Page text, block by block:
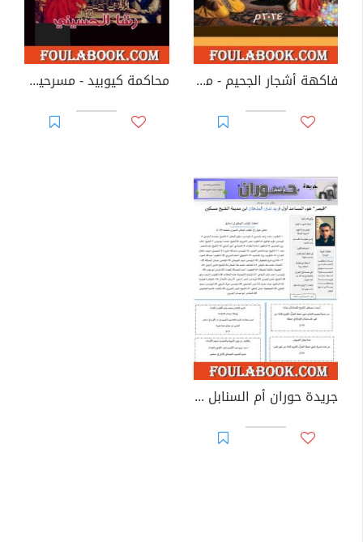
فاكهة أشجار الجحيم - مسرحية شعرية محاكمة كيوبيد - مسرحية شعرية
جريدة حوران أم السنابل - العدد أربعين